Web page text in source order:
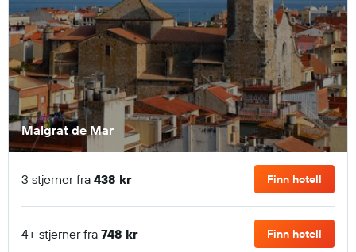
Malgrat de Mar
3 stjerner fra 438 kr Finn hotell
4+ stjerner fra 748 kr Finn hotell